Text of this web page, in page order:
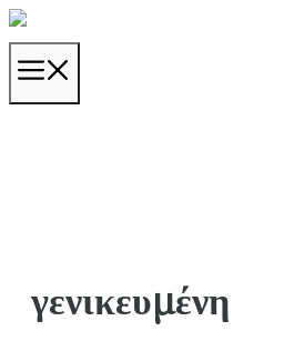
Μετάβαση
σε
γενικευμένη